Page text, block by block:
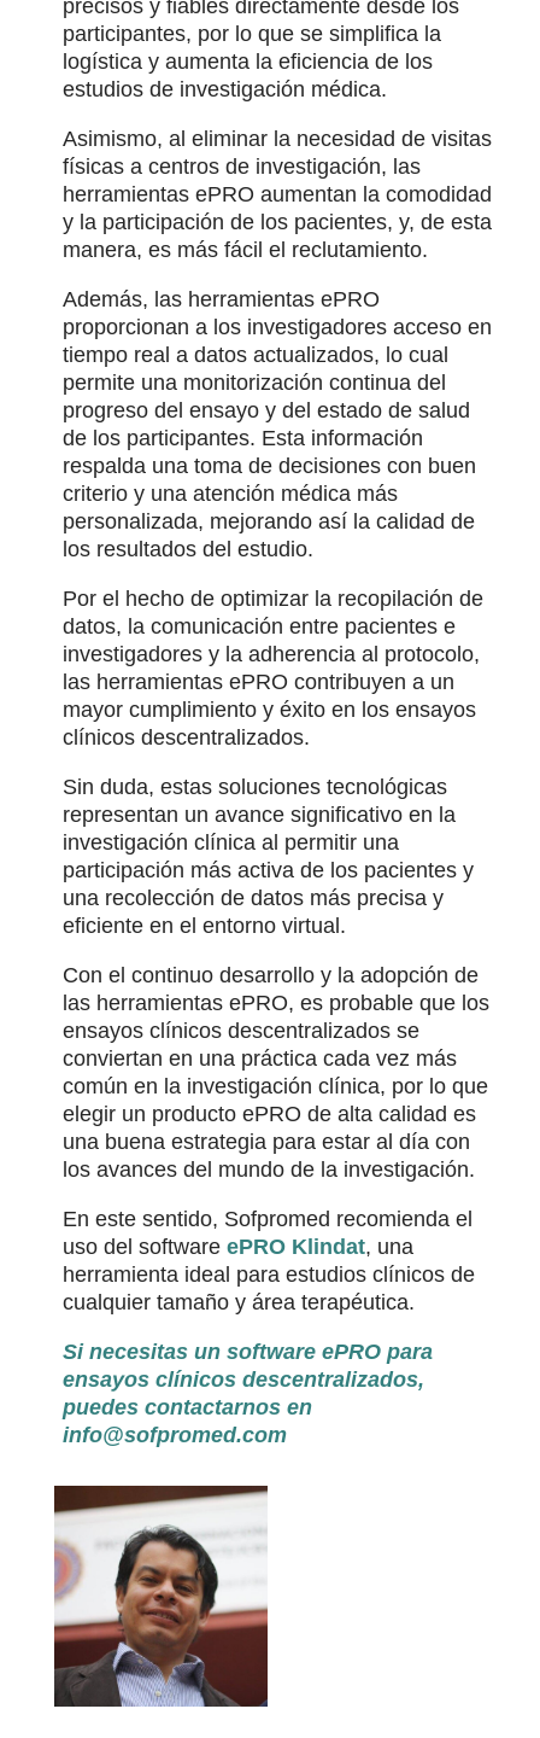
precisos y fiables directamente desde los
participantes, por lo que se simplifica la
logística y aumenta la eficiencia de los
estudios de investigación médica.
Asimismo, al eliminar la necesidad de visitas
físicas a centros de investigación, las
herramientas ePRO aumentan la comodidad
y la participación de los pacientes, y, de esta
manera, es más fácil el reclutamiento.
Además, las herramientas ePRO
proporcionan a los investigadores acceso en
tiempo real a datos actualizados, lo cual
permite una monitorización continua del
progreso del ensayo y del estado de salud
de los participantes. Esta información
respalda una toma de decisiones con buen
criterio y una atención médica más
personalizada, mejorando así la calidad de
los resultados del estudio.
Por el hecho de optimizar la recopilación de
datos, la comunicación entre pacientes e
investigadores y la adherencia al protocolo,
las herramientas ePRO contribuyen a un
mayor cumplimiento y éxito en los ensayos
clínicos descentralizados.
Sin duda, estas soluciones tecnológicas
representan un avance significativo en la
investigación clínica al permitir una
participación más activa de los pacientes y
una recolección de datos más precisa y
eficiente en el entorno virtual.
Con el continuo desarrollo y la adopción de
las herramientas ePRO, es probable que los
ensayos clínicos descentralizados se
conviertan en una práctica cada vez más
común en la investigación clínica, por lo que
elegir un producto ePRO de alta calidad es
una buena estrategia para estar al día con
los avances del mundo de la investigación.
En este sentido, Sofpromed recomienda el
uso del software ePRO Klindat, una
herramienta ideal para estudios clínicos de
cualquier tamaño y área terapéutica.
Si necesitas un software ePRO para
ensayos clínicos descentralizados,
puedes contactarnos en
info@sofpromed.com